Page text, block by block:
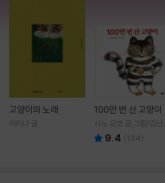
고양이의 노래
이미나 글
100만 번 산 고양이
사노 요코 글,그림/김난주
역 9.4 (124)